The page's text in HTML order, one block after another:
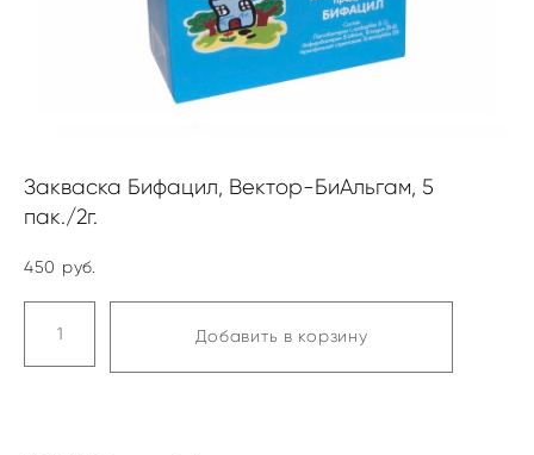
Закваска Бифацил, Вектор-БиАльгам, 5
пак./2г.
450 pуб.
Добавить в корзину